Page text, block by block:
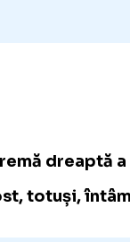
dreaptă
totuși,